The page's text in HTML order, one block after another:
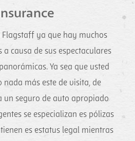
ya que hay muchos
causa de sus espectaculares
Ya sea que usted
más este de visita, de
un seguro de auto apropiado
se especializan es pólizas
es estatus legal mientras